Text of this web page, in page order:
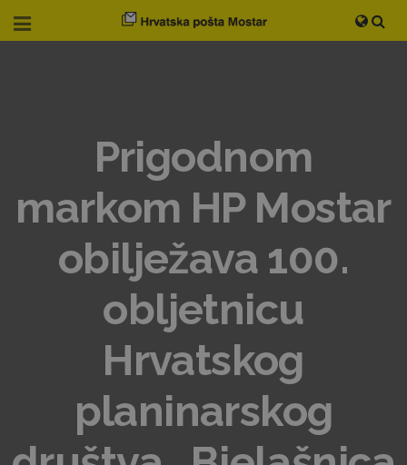
Prigodnom
markom HP Mostar
obilježava 100.
obljetnicu
Hrvatskog
planinarskog